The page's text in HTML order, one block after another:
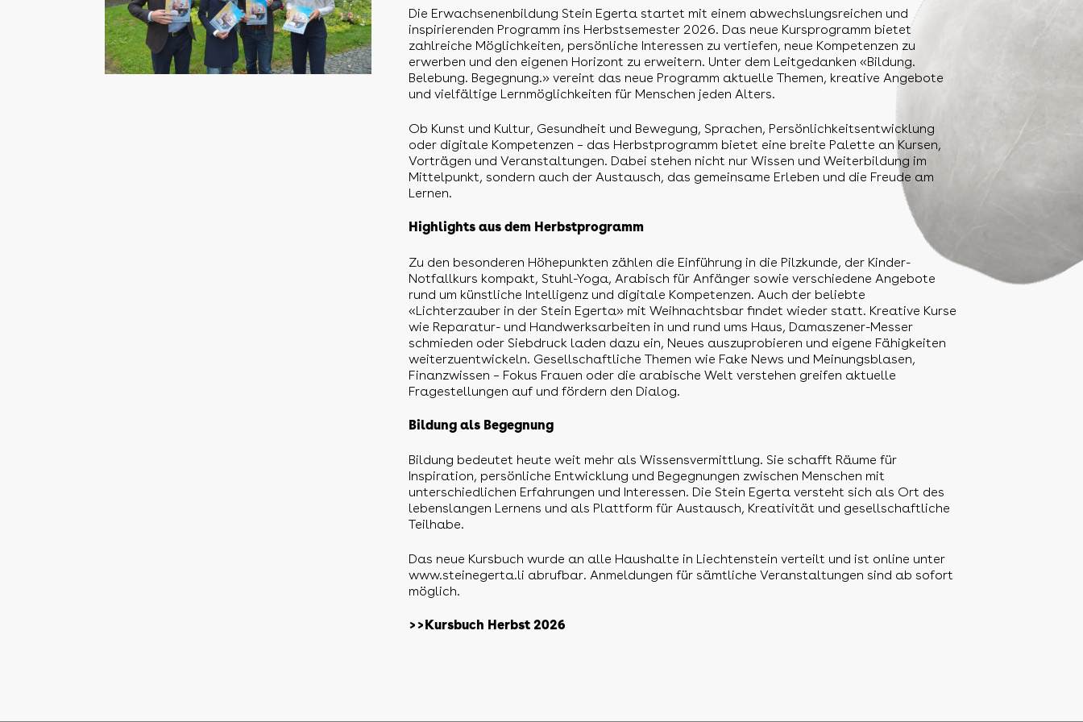
Die Erwachsenenbildung Stein Egerta startet mit einem abwechslungsreichen und
inspirierenden Programm ins Herbstsemester 2026. Das neue Kursprogramm bietet
zahlreiche Möglichkeiten, persönliche Interessen zu vertiefen, neue Kompetenzen zu
erwerben und den eigenen Horizont zu erweitern. Unter dem Leitgedanken «Bildung.
Belebung. Begegnung.» vereint das neue Programm aktuelle Themen, kreative Angebote
und vielfältige Lernmöglichkeiten für Menschen jeden Alters.
Ob Kunst und Kultur, Gesundheit und Bewegung, Sprachen, Persönlichkeitsentwicklung
oder digitale Kompetenzen – das Herbstprogramm bietet eine breite Palette an Kursen,
Vorträgen und Veranstaltungen. Dabei stehen nicht nur Wissen und Weiterbildung im
Mittelpunkt, sondern auch der Austausch, das gemeinsame Erleben und die Freude am
Lernen.
Highlights aus dem Herbstprogramm
Zu den besonderen Höhepunkten zählen die Einführung in die Pilzkunde, der Kinder-
Notfallkurs kompakt, Stuhl-Yoga, Arabisch für Anfänger sowie verschiedene Angebote
rund um künstliche Intelligenz und digitale Kompetenzen. Auch der beliebte
«Lichterzauber in der Stein Egerta» mit Weihnachtsbar findet wieder statt. Kreative Kurse
wie Reparatur- und Handwerksarbeiten in und rund ums Haus, Damaszener-Messer
schmieden oder Siebdruck laden dazu ein, Neues auszuprobieren und eigene Fähigkeiten
weiterzuentwickeln. Gesellschaftliche Themen wie Fake News und Meinungsblasen,
Finanzwissen – Fokus Frauen oder die arabische Welt verstehen greifen aktuelle
Fragestellungen auf und fördern den Dialog.
Bildung als Begegnung
Bildung bedeutet heute weit mehr als Wissensvermittlung. Sie schafft Räume für
Inspiration, persönliche Entwicklung und Begegnungen zwischen Menschen mit
unterschiedlichen Erfahrungen und Interessen. Die Stein Egerta versteht sich als Ort des
lebenslangen Lernens und als Plattform für Austausch, Kreativität und gesellschaftliche
Teilhabe.
Das neue Kursbuch wurde an alle Haushalte in Liechtenstein verteilt und ist online unter
www.steinegerta.li abrufbar. Anmeldungen für sämtliche Veranstaltungen sind ab sofort
möglich.
>>Kursbuch Herbst 2026